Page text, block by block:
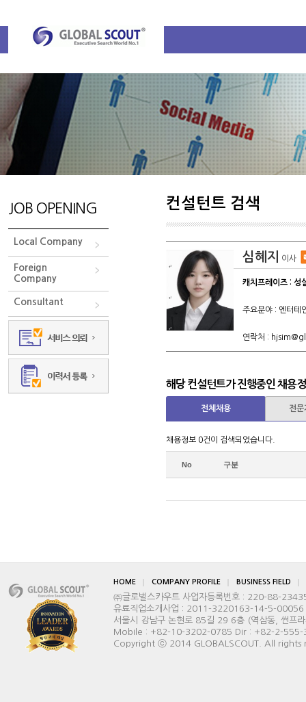
JOB OPENING
Local Company
Foreign
Company
Consultant
컨설턴트 검색
심혜지 이사
캐치프레이즈 : 성
주요분야 : 엔터테
연락처 :
해당 컨설턴트가 진행중인 채용
전체채용 전문
채용정보 0건이 검색되었습니다.
No 구분
HOME COMPANY PROFILE BUSINESS FIELD
㈜글로벌스카우트 사업자등록번호 : 220-88-
유료직업소개사업 : 2011-3220163-14-5-
서울시 강남구 논현로 85길 29 6층 (역삼동, 썬
Mobile : +82-10-3202-0785 Dir : +82-2-
Copyright ⓒ 2014 GLOBALSCOUT. All rights